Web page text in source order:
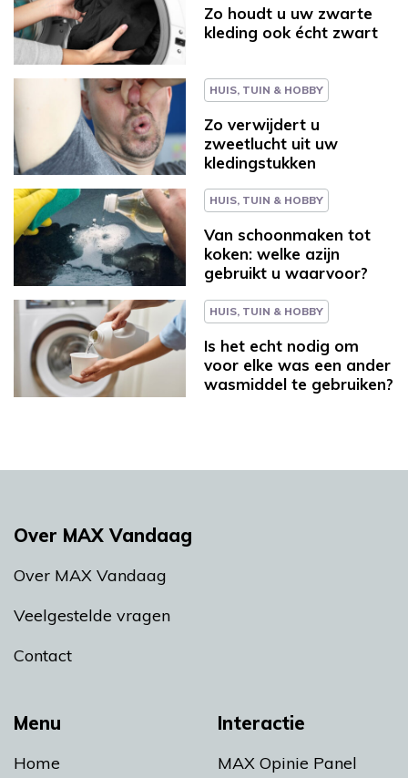
Zo houdt u uw zwarte
kleding ook écht zwart
HUIS, TUIN & HOBBY
Zo verwijdert u
zweetlucht uit uw
kledingstukken
HUIS, TUIN & HOBBY
Van schoonmaken tot
koken: welke azijn
gebruikt u waarvoor?
HUIS, TUIN & HOBBY
Is het echt nodig om
voor elke was een ander
wasmiddel te gebruiken?
Menu
Home
Interactie
MAX Opinie Panel
Over MAX Vandaag
Over MAX Vandaag
Veelgestelde vragen
Contact